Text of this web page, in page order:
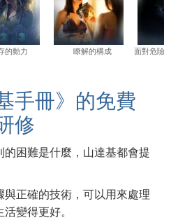
的動力 瞭解的構成 面對危險環
手冊》的免費
修
的困難是什麼，山達基都會提
與正確的技術，可以用來處理
變得更好。